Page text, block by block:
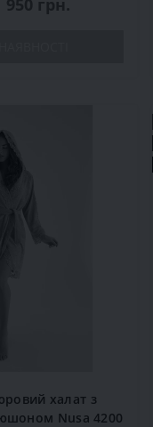
950 грн.
халат з
Nusa 4200